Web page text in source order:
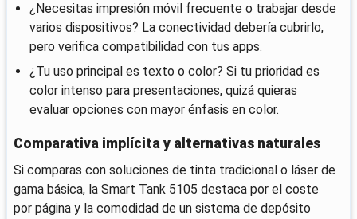
¿Necesitas impresión móvil frecuente o trabajar desde
varios dispositivos? La conectividad debería cubrirlo,
pero verifica compatibilidad con tus apps.
¿Tu uso principal es texto o color? Si tu prioridad es
color intenso para presentaciones, quizá quieras
evaluar opciones con mayor énfasis en color.
Comparativa implícita y alternativas naturales
Si comparas con soluciones de tinta tradicional o láser de
gama básica, la Smart Tank 5105 destaca por el coste
por página y la comodidad de un sistema de depósito